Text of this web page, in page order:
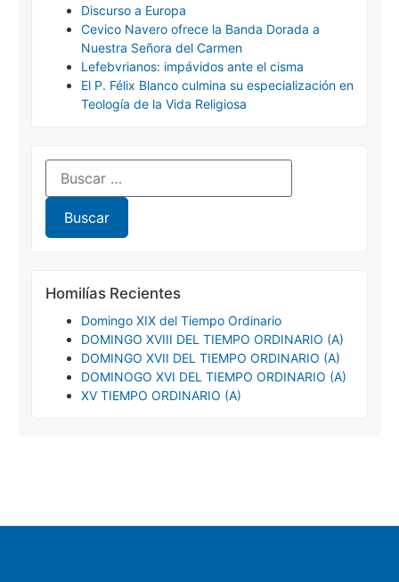
Discurso a Europa
Cevico Navero ofrece la Banda Dorada a
Nuestra Señora del Carmen
Lefebvrianos: impávidos ante el cisma
El P. Félix Blanco culmina su especialización en
Teología de la Vida Religiosa
Homilías Recientes
Domingo XIX del Tiempo Ordinario
DOMINGO XVIII DEL TIEMPO ORDINARIO (A)
DOMINGO XVII DEL TIEMPO ORDINARIO (A)
DOMINOGO XVI DEL TIEMPO ORDINARIO (A)
XV TIEMPO ORDINARIO (A)